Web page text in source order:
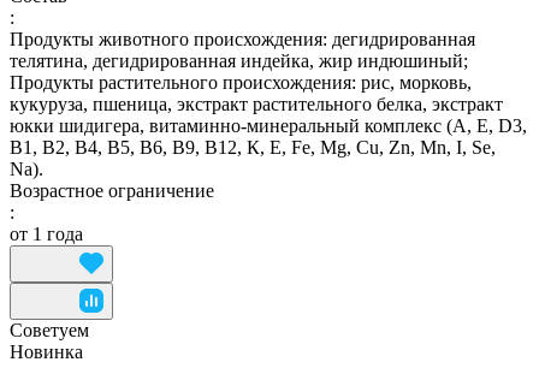
:
Продукты животного происхождения: дегидрированная
телятина, дегидрированная индейка, жир индюшиный;
Продукты растительного происхождения: рис, морковь,
кукуруза, пшеница, экстракт растительного белка, экстракт
юкки шидигера, витаминно-минеральный комплекс (А, E, D3,
В1, В2, В4, В5, В6, В9, В12, К, Е, Fe, Mg, Cu, Zn, Mn, I, Se,
Na).
Возрастное ограничение
:
от 1 года
Советуем
Новинка